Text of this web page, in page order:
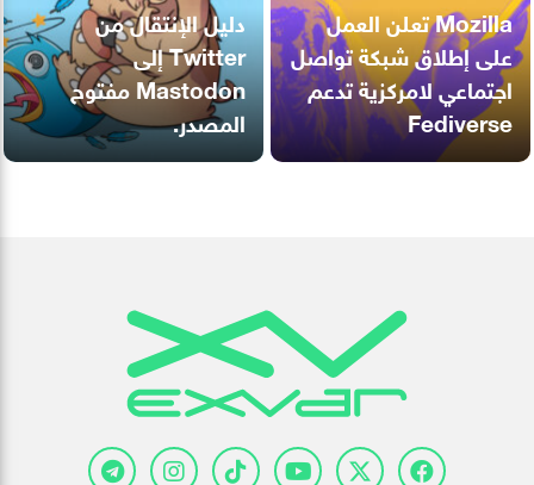
Mozilla تعلن العمل
على إطلاق شبكة تواصل
اجتماعي لامركزية تدعم
Fediverse
دليل الإنتقال من
Twitter إلى
Mastodon مفتوح
المصدر.